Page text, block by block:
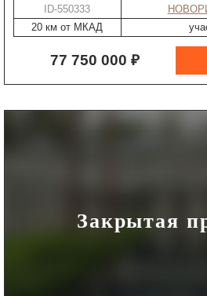
ID-550333
20 км от МКАД
77 750 000 ₽
Закрытая